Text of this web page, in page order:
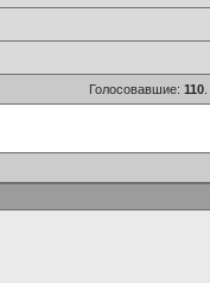
Голосовавшие: 110